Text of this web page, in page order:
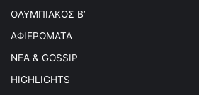
ΟΛΥΜΠΙΑΚΟΣ Β’
ΑΦΙΕΡΩΜΑΤΑ
ΝΕΑ & GOSSIP
HIGHLIGHTS